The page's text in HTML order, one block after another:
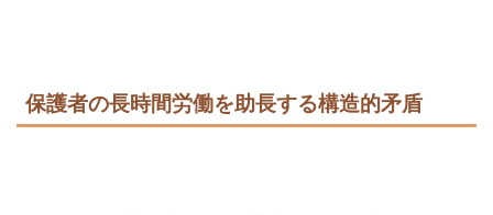
保護者の長時間労働を助長する構造的矛盾